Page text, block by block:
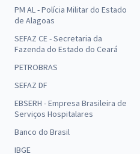
PM AL - Polícia Militar do Estado
de Alagoas
SEFAZ CE - Secretaria da
Fazenda do Estado do Ceará
PETROBRAS
SEFAZ DF
EBSERH - Empresa Brasileira de
Serviços Hospitalares
Banco do Brasil
IBGE